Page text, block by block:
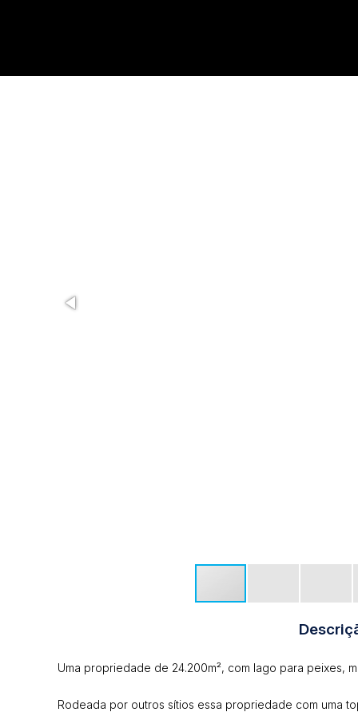
Uma propriedade de 24.200m², com lago para peixes,
Rodeada por outros sítios essa propriedade com uma